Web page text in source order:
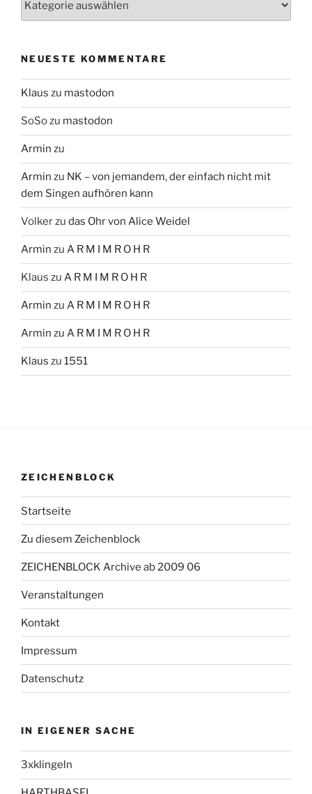
NEUESTE KOMMENTARE
Klaus zu mastodon
SoSozu mastodon
Armin zu
Armin zu NK – von jemandem, der einfach nicht mit
dem Singen aufhören kann
Volkerzu das Ohr von Alice Weidel
Armin zu A R M I M R O H R
Klaus zu A R M I M R O H R
Armin zu A R M I M R O H R
Armin zu A R M I M R O H R
Klaus zu 1551
ZEICHENBLOCK
Startseite
Zu diesem Zeichenblock
ZEICHENBLOCK Archive ab 2009 06
Veranstaltungen
Kontakt
Impressum
Datenschutz
IN EIGENER SACHE
3xklingeln